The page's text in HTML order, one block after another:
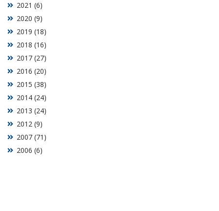
2006 (6)
2007 (71)
2012 (9)
2013 (24)
2014 (24)
2015 (38)
2016 (20)
2017 (27)
2018 (16)
2019 (18)
2020 (9)
2021 (6)